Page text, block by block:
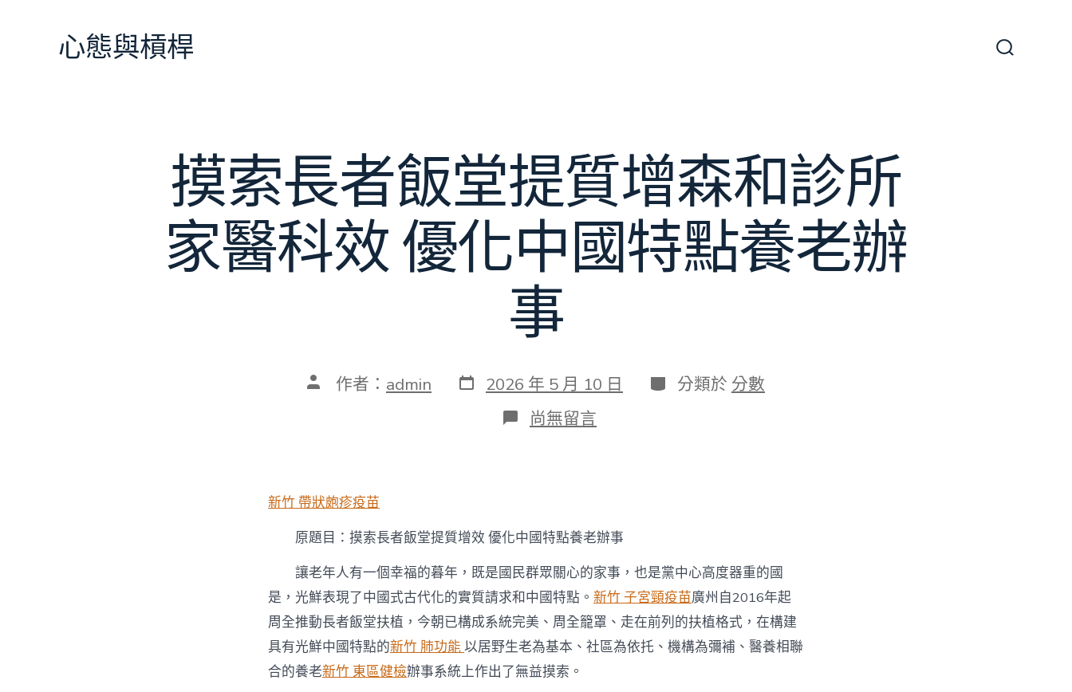
心態與槓桿
摸索長者飯堂提質增森和診所
家醫科效 優化中國特點養老辦
事
文 作者： admin 發
表
2026 年 5 月 10 日 分
類
分類於 分數
在
〈摸
提
質
增
森
和
診
所
家
醫
科
尚無留言
新竹 帶狀皰疹疫苗
原題目：摸索長者飯堂提質增效 優化中國特點養老辦事
讓老年人有一個幸福的暮年，既是國民群眾關心的家事，也是黨中心高度器重的國
是，光鮮表現了中國式古代化的實質請求和中國特點。 新竹 子宮頸疫苗廣州自2016年起
周全推動長者飯堂扶植，今朝已構成系統完美、周全籠罩、走在前列的扶植格式，在構建
具有光鮮中國特點的新竹 肺功能以居野生老為基本、社區為依托、機構為彌補、醫養相聯
合的養老新竹 東區健檢辦事系統上作出了無益摸索。